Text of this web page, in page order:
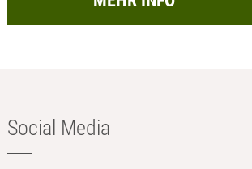
Social Media